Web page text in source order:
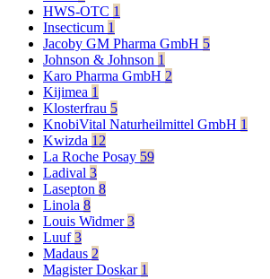
HWS-OTC 1
Insecticum 1
Jacoby GM Pharma GmbH 5
Johnson & Johnson 1
Karo Pharma GmbH 2
Kijimea 1
Klosterfrau 5
KnobiVital Naturheilmittel GmbH 1
Kwizda 12
La Roche Posay 59
Ladival 3
Lasepton 8
Linola 8
Louis Widmer3
Luuf3
Madaus 2
Magister Doskar 1